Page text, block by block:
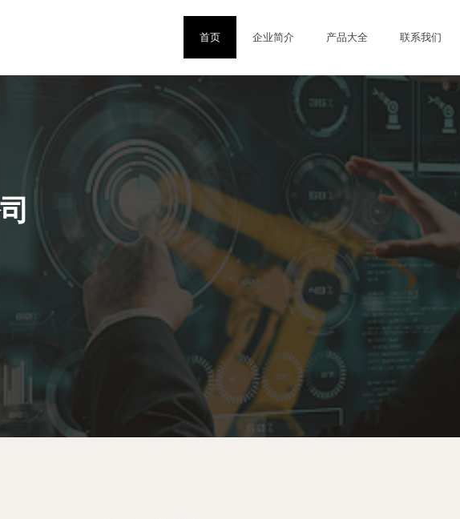
首页 企业简介 产品大全 联系我们